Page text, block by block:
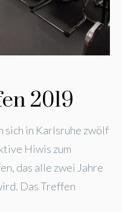
2019
sich in Karlsruhe zwölf
Hiwis zum
das alle zwei Jahre
Das Treffen